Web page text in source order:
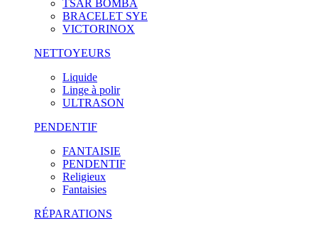
TSAR BOMBA
BRACELET SYE
VICTORINOX
NETTOYEURS
Liquide
Linge à polir
ULTRASON
PENDENTIF
FANTAISIE
PENDENTIF
Religieux
Fantaisies
RÉPARATIONS